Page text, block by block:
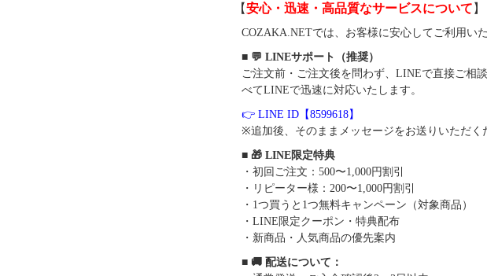
【安心・迅速・高品質なサービスについて 】
COZAKA.NETでは、お客様に安心してご利用い
■ 💬 LINEサポート（推奨）
ご注文前・ご注文後を問わず、LINEで直接ご相
べてLINEで迅速に対応いたします。
👉 LINE ID【8599618】
※追加後、そのままメッセージをお送りいただく
■ 🎁 LINE限定特典
・初回ご注文：500〜1,000円割引
・リピーター様：200〜1,000円割引
・1つ買うと1つ無料キャンペーン（対象商品）
・LINE限定クーポン・特典配布
・新商品・人気商品の優先案内
■ 🚚 配送について：